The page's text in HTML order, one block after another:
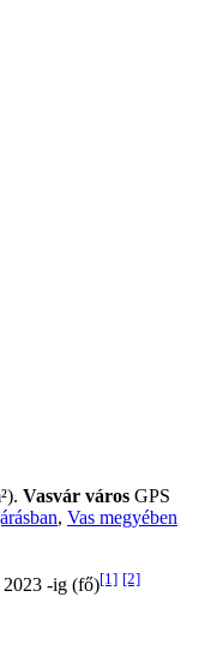
Vasvár város GPS
, Vas megyében
2023 -ig (fő)[1] [2]